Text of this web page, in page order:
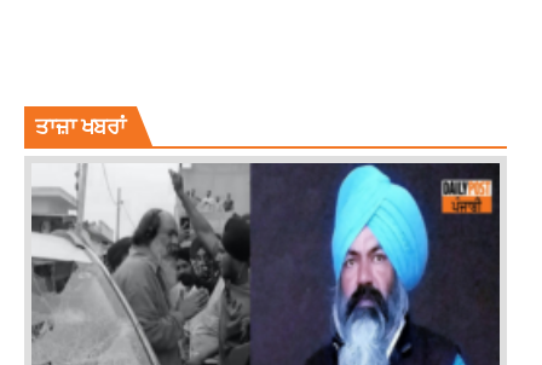
ਤਾਜ਼ਾ ਖਬਰਾਂ